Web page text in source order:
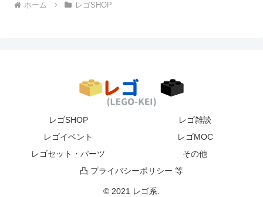
ホーム レゴSHOP
レゴSHOP
レゴ雑談
レゴイベント
レゴMOC
レゴセット・パーツ
その他
凸 プライバシーポリシー 等
© 2021 レゴ系.